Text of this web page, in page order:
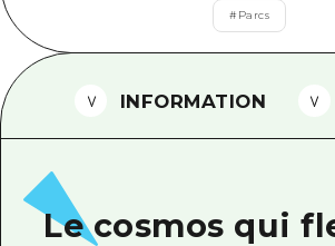
Guide bénévole
Informations sur
# Parcs
INFORMATION
Le cosmos qui